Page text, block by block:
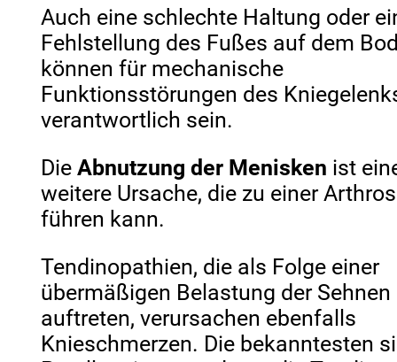
Auch eine schlechte Haltung oder
Fehlstellung des Fußes auf dem
können für mechanische
Funktionsstörungen des
verantwortlich sein.
DieAbnutzung der Menisken ist
weitere Ursache, die zu einer
führen kann.
Tendinopathien, die als Folge einer
übermäßigen Belastung der Sehnen
auftreten, verursachen ebenfalls
Knieschmerzen. Die bekanntesten